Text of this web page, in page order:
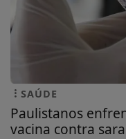
SAÚDE
Paulistanos
vacina contra